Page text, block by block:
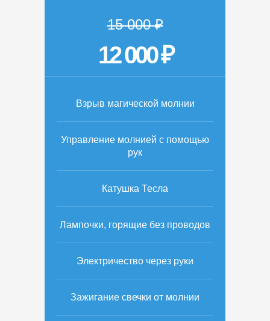
15 000 ₽
12 000 ₽
Взрыв магической молнии
Управление молнией с помощью
рук
Катушка Тесла
Лампочки, горящие без проводов
Электричество через руки
Зажигание свечки от молнии